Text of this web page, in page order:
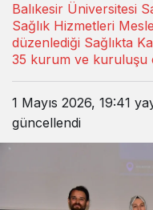
Balıkesir Üniversitesi
Sağlık Hizmetleri
düzenlediği Sağlıkta
35 kurum ve kuruluşu
1 Mayıs 2026, 19:41
güncellendi